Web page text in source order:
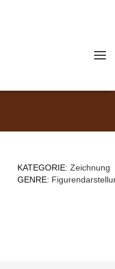
KATEGORIE:Zeichnung
GENRE: